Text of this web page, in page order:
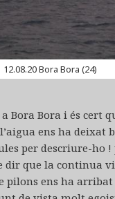
12.08.20 Bora Bora (24)
Bora Bora i és cert
ens ha deixat
per descriure-ho !
dir que la continua
pilons ens ha